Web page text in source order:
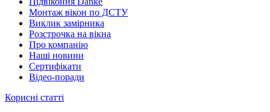
Монтаж вікон по ДСТУ
Виклик замірника
Розстрочка на вікна
Про компанію
Наші новини
Сертифікати
Відео-поради
Корисні статті